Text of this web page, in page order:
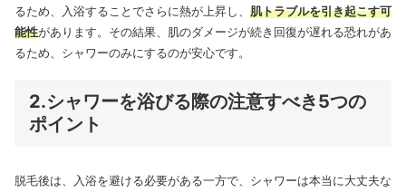
るため、入浴することでさらに熱が上昇し、 肌トラブルを引き起こす可
能性があります。その結果、肌のダメージが続き回復が遅れる恐れがあ
るため、シャワーのみにするのが安心です。
2.シャワーを浴びる際の注意すべき5つの
ポイント
脱毛後は、入浴を避ける必要がある一方で、シャワーは本当に大丈夫な